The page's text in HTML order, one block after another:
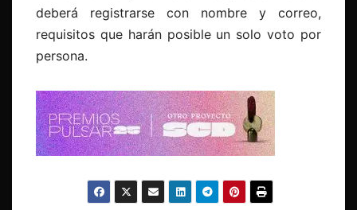
deberá registrarse con nombre y correo,
requisitos que harán posible un solo voto por
persona.